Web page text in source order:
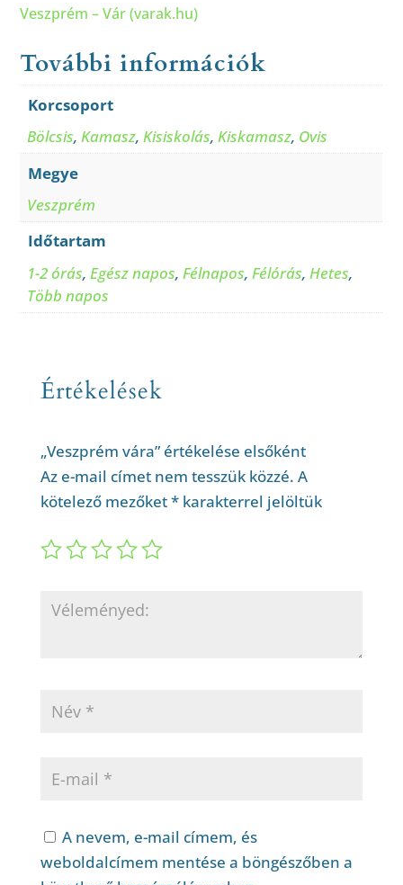
Veszprém – Vár (varak.hu)
További információk
Korcsoport
Bölcsis,Kamasz,Kisiskolás,Kiskamasz, Ovis
Megye
Veszprém
Időtartam
1-2 órás,Egész napos,Félnapos,Félórás,Hetes,
Több napos
Értékelések
„Veszprém vára” értékelése elsőként
Az e-mail címet nem tesszük közzé. A
kötelező mezőket*karakterrel jelöltük
A nevem, e-mail címem, és
weboldalcímem mentése a böngészőben a